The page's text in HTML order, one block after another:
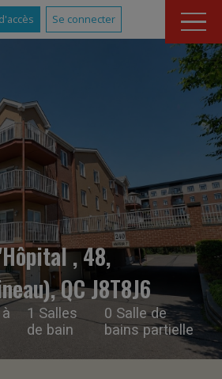
Se connecter
, 48,
QC J8T8J6
1 Salles
de bain
0 Salle de
bains partielle